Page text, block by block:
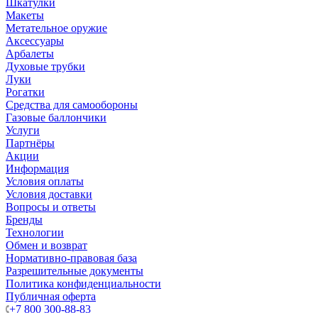
Шкатулки
Макеты
Метательное оружие
Аксессуары
Арбалеты
Духовые трубки
Луки
Рогатки
Средства для самообороны
Газовые баллончики
Услуги
Партнёры
Акции
Информация
Условия оплаты
Условия доставки
Вопросы и ответы
Бренды
Технологии
Обмен и возврат
Нормативно-правовая база
Разрешительные документы
Политика конфиденциальности
Публичная оферта
+7 800 300-88-83